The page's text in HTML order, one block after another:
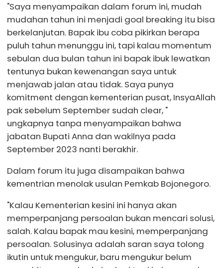
"Saya menyampaikan dalam forum ini, mudah
mudahan tahun ini menjadi goal breaking itu bisa
berkelanjutan. Bapak ibu coba pikirkan berapa
puluh tahun menunggu ini, tapi kalau momentum
sebulan dua bulan tahun ini bapak ibuk lewatkan
tentunya bukan kewenangan saya untuk
menjawab jalan atau tidak. Saya punya
komitment dengan kementerian pusat, InsyaAllah
pak sebelum September sudah clear, "
ungkapnya tanpa menyampaikan bahwa
jabatan Bupati Anna dan wakilnya pada
September 2023 nanti berakhir.
Dalam forum itu juga disampaikan bahwa
kementrian menolak usulan Pemkab Bojonegoro.
"Kalau Kementerian kesini ini hanya akan
memperpanjang persoalan bukan mencari solusi,
salah. Kalau bapak mau kesini, memperpanjang
persoalan. Solusinya adalah saran saya tolong
ikutin untuk mengukur, baru mengukur belum